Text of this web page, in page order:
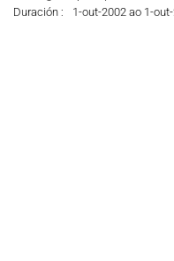
Duración :
1-out-2002 ao 1-